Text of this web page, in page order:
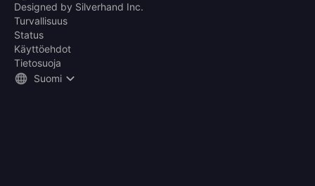
Designed by Silverhand Inc.
Turvallisuus
Status
Käyttöehdot
Tietosuoja
Suomi